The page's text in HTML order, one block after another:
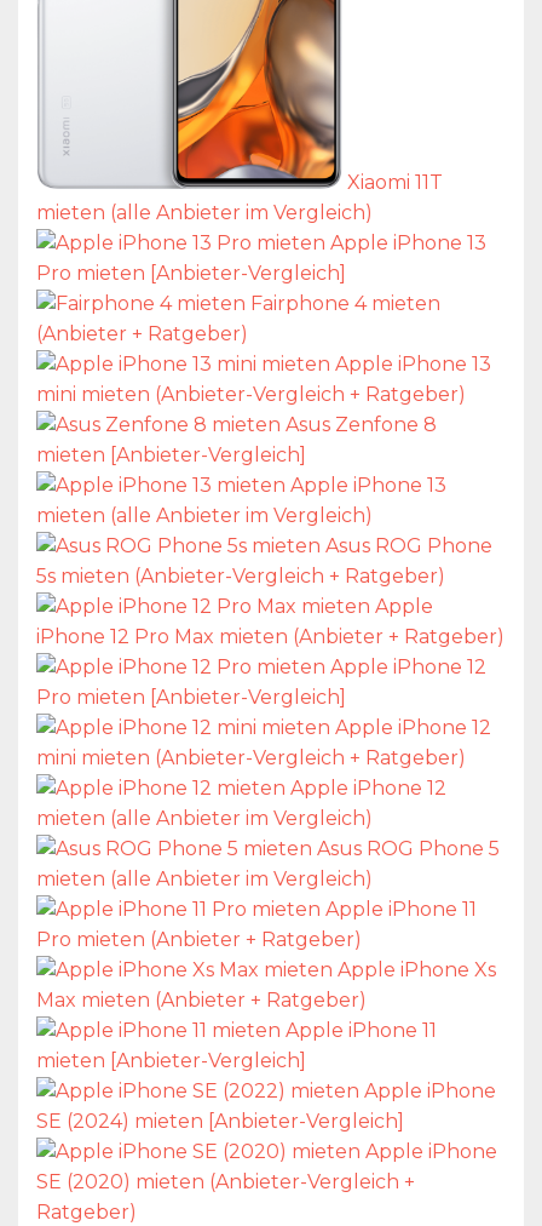
Xiaomi 11T
mieten (alle Anbieter im Vergleich)
Apple iPhone 13
Pro mieten [Anbieter-Vergleich]
Fairphone 4 mieten
(Anbieter + Ratgeber)
Apple iPhone 13
mini mieten (Anbieter-Vergleich + Ratgeber)
Asus Zenfone 8
mieten [Anbieter-Vergleich]
Apple iPhone 13
mieten (alle Anbieter im Vergleich)
Asus ROG Phone
5s mieten (Anbieter-Vergleich + Ratgeber)
Apple
iPhone 12 Pro Max mieten (Anbieter + Ratgeber)
Apple iPhone 12
Pro mieten [Anbieter-Vergleich]
Apple iPhone 12
mini mieten (Anbieter-Vergleich + Ratgeber)
Apple iPhone 12
mieten (alle Anbieter im Vergleich)
Asus ROG Phone 5
mieten (alle Anbieter im Vergleich)
Apple iPhone 11
Pro mieten (Anbieter + Ratgeber)
Apple iPhone Xs
Max mieten (Anbieter + Ratgeber)
Apple iPhone 11
mieten [Anbieter-Vergleich]
Apple iPhone
SE (2024) mieten [Anbieter-Vergleich]
Apple iPhone
SE (2020) mieten (Anbieter-Vergleich +
Ratgeber)